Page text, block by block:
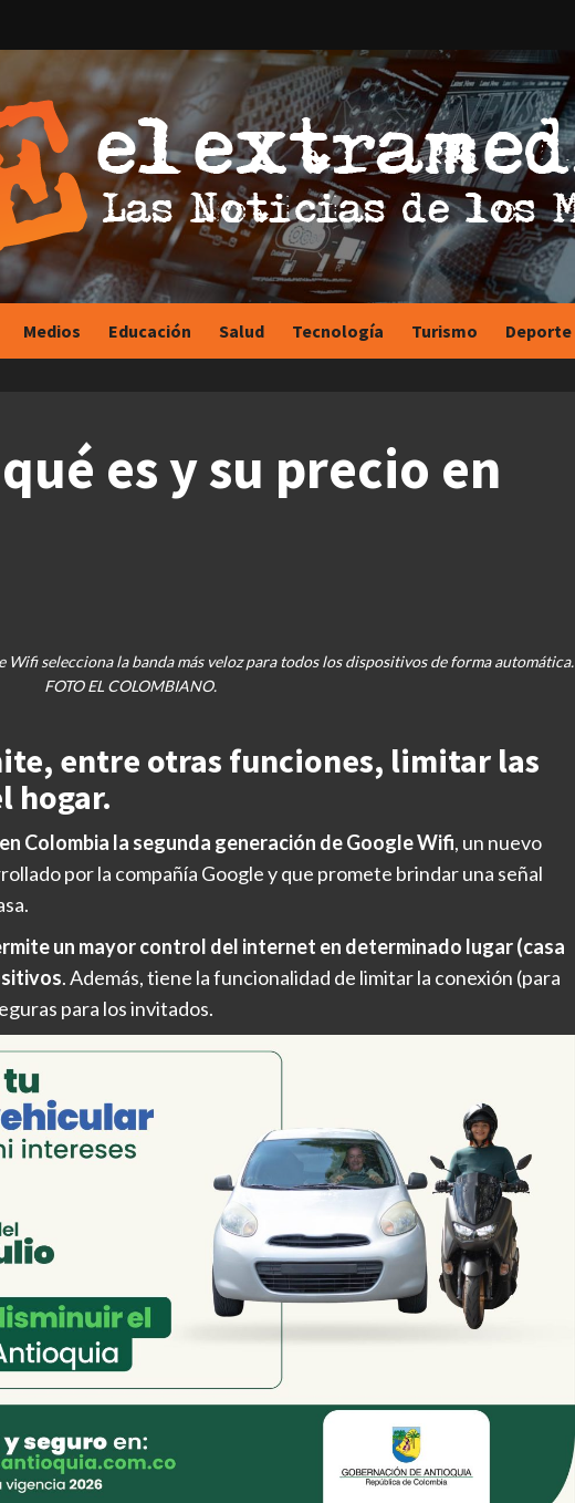
Medios Educación Salud Tecnología Turismo Deporte
es y su precio en
selecciona la banda más veloz para todos los dispositivos de forma automática.
FOTO EL COLOMBIANO.
entre otras funciones, limitar las
hogar.
Colombia la segunda generación de Google Wifi, un nuevo
por la compañía Google y que promete brindar una señal
un mayor control del internet en determinado lugar (casa
. Además, tiene la funcionalidad de limitar la conexión (para
para los invitados.